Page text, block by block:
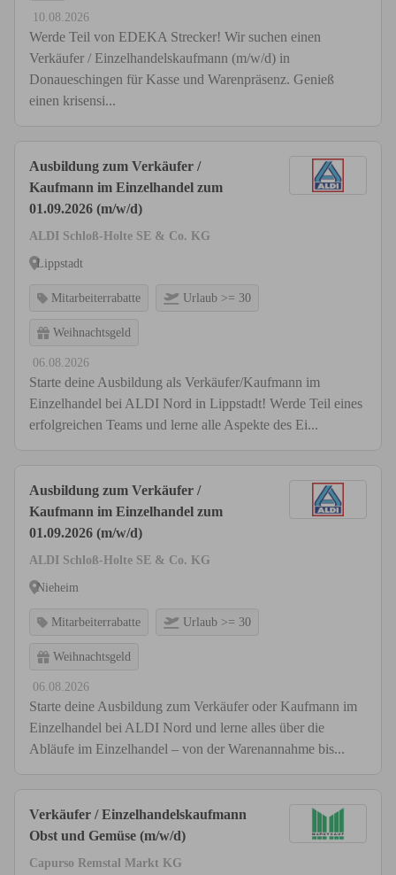
10.08.2026
Werde Teil von EDEKA Strecker! Wir suchen einen
Verkäufer / Einzelhandelskaufmann (m/w/d) in
Donaueschingen für Kasse und Warenpräsenz. Genieß
einen krisensi...
Ausbildung zum Verkäufer /
Kaufmann im Einzelhandel zum
01.09.2026 (m/w/d)
ALDI Schloß-Holte SE & Co. KG
Lippstadt
Mitarbeiterrabatte Urlaub >= 30
Weihnachtsgeld
06.08.2026
Starte deine Ausbildung als Verkäufer/Kaufmann im
Einzelhandel bei ALDI Nord in Lippstadt! Werde Teil eines
erfolgreichen Teams und lerne alle Aspekte des Ei...
Ausbildung zum Verkäufer /
Kaufmann im Einzelhandel zum
01.09.2026 (m/w/d)
ALDI Schloß-Holte SE & Co. KG
Nieheim
Mitarbeiterrabatte Urlaub >= 30
Weihnachtsgeld
06.08.2026
Starte deine Ausbildung zum Verkäufer oder Kaufmann im
Einzelhandel bei ALDI Nord und lerne alles über die
Abläufe im Einzelhandel – von der Warenannahme bis...
Verkäufer / Einzelhandelskaufmann
Obst und Gemüse (m/w/d)
Capurso Remstal Markt KG